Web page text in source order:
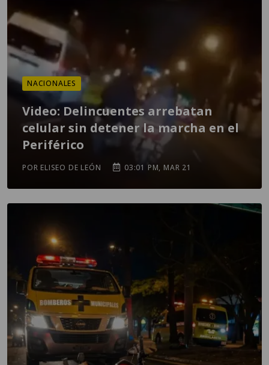
NACIONALES
Video: Delincuentes arrebatan
celular sin detener la marcha en el
Periférico
POR ELISEO DE LEÓN 03:01 PM, MAR 21